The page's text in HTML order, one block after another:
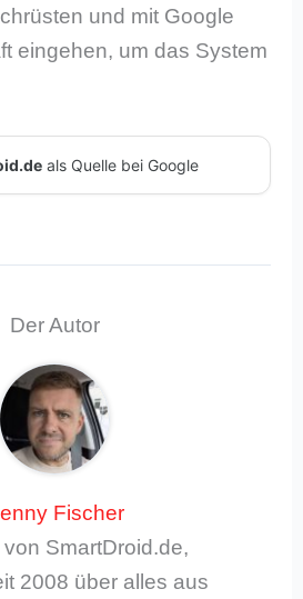
und mit Google
eingehen, um das System
als Quelle bei Google
Der Autor
Fischer
SmartDroid.de,
2008 über alles aus